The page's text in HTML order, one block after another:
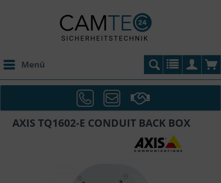
Menü
AXIS TQ1602-E CONDUIT BACK BOX